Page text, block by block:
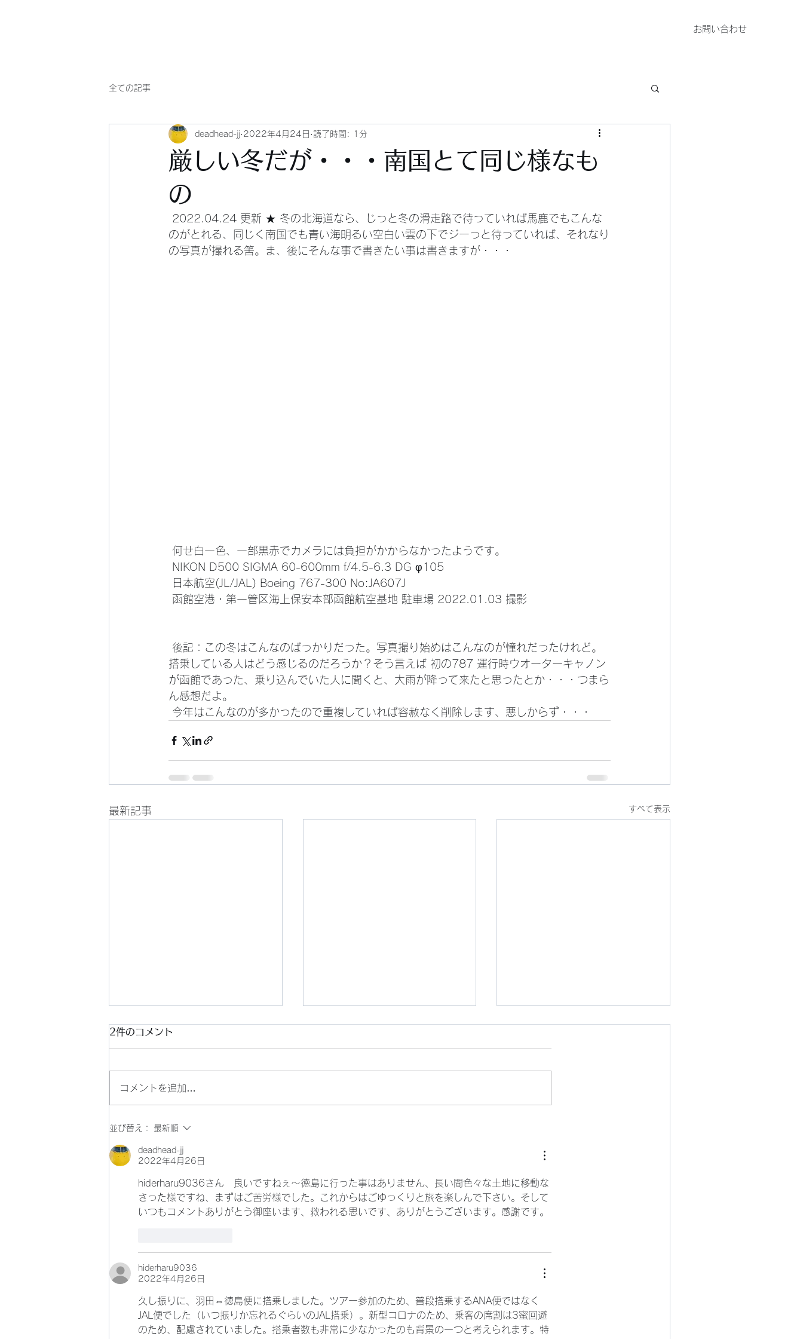
お問い合わせ
全ての記事
厳しい冬だが・・・南国とて同じ様なも
の
deadhead-jj 2022年4月24日 読了時間: 1分
のがとれる、同じく南国でも青い海明るい空白い雲の下でジーっと待っていれば、それなり
の写真が撮れる筈。ま、後にそんな事で書きたい事は書きますが・・・
何せ白一色、一部黒赤でカメラには負担がかからなかったようです。
NIKON D500 SIGMA 60-600mm f/4.5-6.3 DG φ105
日本航空(JL/JAL) Boeing 767-300 No:JA607J
函館空港・第一管区海上保安本部函館航空基地 駐車場 2022.01.03 撮影
搭乗している人はどう感じるのだろうか？そう言えば 初の787 運行時ウオーターキャノン
が函館であった、乗り込んでいた人に聞くと、大雨が降って来たと思ったとか・・・つまら
ん感想だよ。
今年はこんなのが多かったので重複していれば容赦なく削除します、悪しからず・・・
最新記事 すべて表示
雪では無く水しぶきだった。
2件のコメント
コメントを追加…
並び替え： 最新順
deadhead-jj
2022年4月26日
hiderharu9036さん　良いですねぇ〜徳島に行った事はありません、長い間色々な土地に移動な
さった様ですね、まずはご苦労様でした。これからはごゆっくりと旅を楽しんで下さい。そして
いつもコメントありがとう御座います、救われる思いです、ありがとうございます。感謝です。
hiderharu9036
2022年4月26日
久し振りに、羽田⇔徳島便に搭乗しました。ツアー参加のため、普段搭乗するANA便ではなく
JAL便でした（いつ振りか忘れるぐらいのJAL搭乗）。新型コロナのため、乗客の席割は3蜜回避
のため、配慮されていました。搭乗者数も非常に少なかったのも背景の一つと考えられます。特